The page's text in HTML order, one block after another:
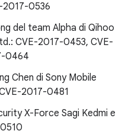
2017-0536
del team Alpha di Qihoo
CVE-2017-0453, CVE-
0464
Chen di Sony Mobile
2017-0481
X-Force Sagi Kedmi e